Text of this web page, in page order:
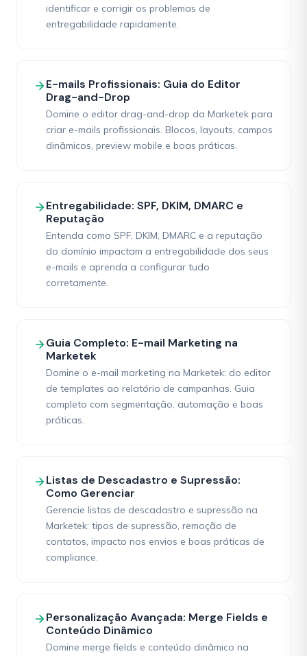
identificar e corrigir os problemas de
entregabilidade rapidamente.
E-mails Profissionais: Guia do Editor
Drag-and-Drop
Domine o editor drag-and-drop da Marketek para
criar e-mails profissionais. Blocos, layouts, campos
dinâmicos, preview mobile e boas práticas.
Entregabilidade: SPF, DKIM, DMARC e
Reputação
Entenda como SPF, DKIM, DMARC e a reputação
do domínio impactam a entregabilidade dos seus
e-mails e aprenda a configurar tudo
corretamente.
Guia Completo: E-mail Marketing na
Marketek
Domine o e-mail marketing na Marketek: do editor
de templates ao relatório de campanhas. Guia
completo com segmentação, automação e boas
práticas.
Listas de Descadastro e Supressão:
Como Gerenciar
Gerencie listas de descadastro e supressão na
Marketek: tipos de supressão, remoção de
contatos, impacto nos envios e boas práticas de
compliance.
Personalização Avançada: Merge Fields e
Conteúdo Dinâmico
Domine merge fields e conteúdo dinâmico na